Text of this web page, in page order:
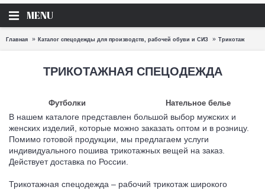
MENU
Главная Каталог спецодежды для производств, рабочей обуви и СИЗ Трикотаж
ТРИКОТАЖНАЯ СПЕЦОДЕЖДА
Футболки Нательное белье
В нашем каталоге представлен большой выбор мужских и
женских изделий, которые можно заказать оптом и в розницу.
Помимо готовой продукции, мы предлагаем услуги
индивидуального пошива трикотажных вещей на заказ.
Действует доставка по России.
Трикотажная спецодежда – рабочий трикотаж широкого